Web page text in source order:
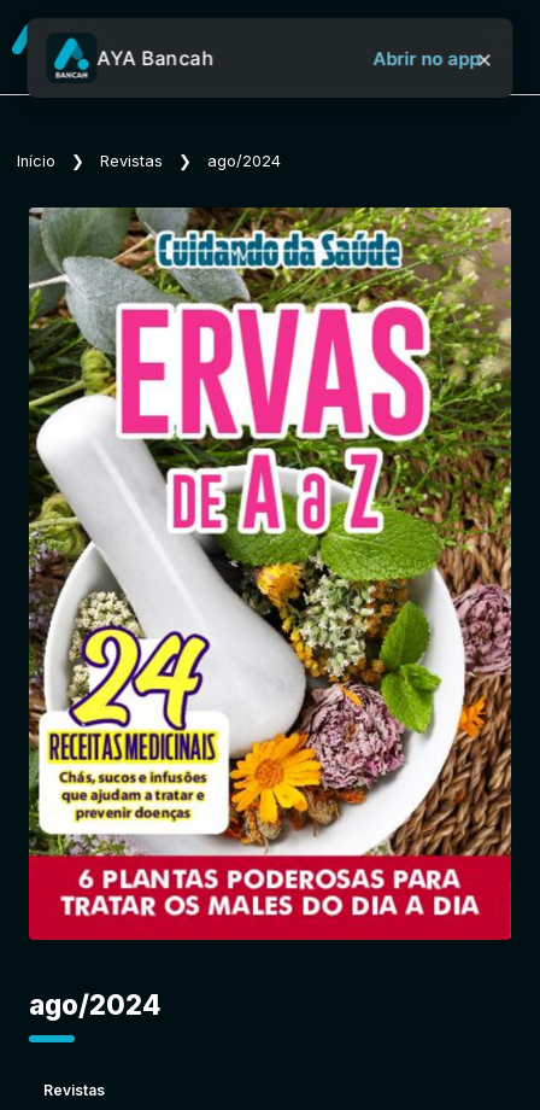
Sobre o Aya Bancah
Início
Revistas
Jornais
Notícias
Entrar
AYA Bancah Abrir no app×
Início ❯ Revistas ❯ ago/2024
ago/2024
Revistas